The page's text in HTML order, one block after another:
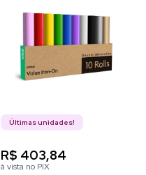
Últimas unidades!
R$ 403,84
à vista no PIX